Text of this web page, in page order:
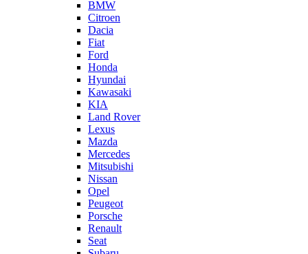
BMW
Citroen
Dacia
Fiat
Ford
Honda
Hyundai
Kawasaki
KIA
Land Rover
Lexus
Mazda
Mercedes
Mitsubishi
Nissan
Opel
Peugeot
Porsche
Renault
Seat